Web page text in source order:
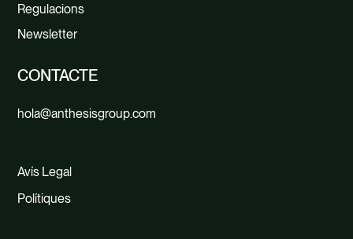
Regulacions
Newsletter
CONTACTE
hola@anthesisgroup.com
Avís Legal
Polítiques